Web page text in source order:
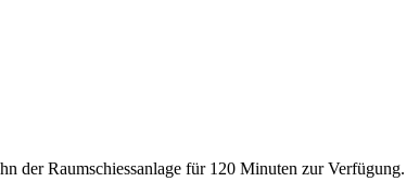
der Raumschiessanlage für 120 Minuten zur Verfügung.